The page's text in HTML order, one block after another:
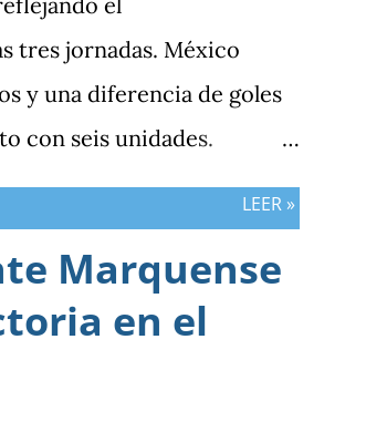
tres jornadas. México
y una diferencia de goles
con seis unidades.
diferencia de -1, mientras
Guatemala terminó
el equipo solo
más débil del grupo. En
fue superado en posesión,
de gol. La goleada
LEER »
Marquense
en el